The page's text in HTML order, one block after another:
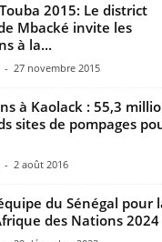
2015: Le district
Mbacké invite les
à la...
- 27 novembre 2015
à Kaolack : 55,3
sites de pompages
- 2 août 2016
du Sénégal pour
des Nations 2024